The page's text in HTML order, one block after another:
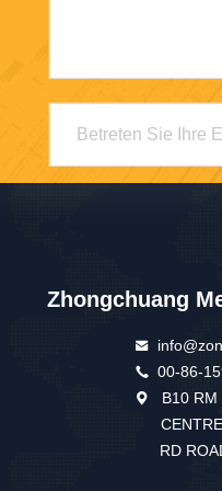
Zhongchuang
00-86-
B10 RM
RD